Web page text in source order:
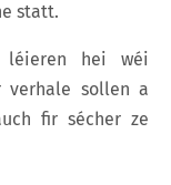
statt.
léieren hei wéi
verhale sollen a
fir sécher ze